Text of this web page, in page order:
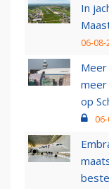
In
06-08-
meer
op